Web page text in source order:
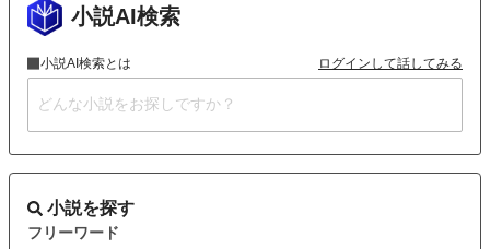
小説AI検索
小説AI検索とは ログインして話してみる
小説を探す
フリーワード